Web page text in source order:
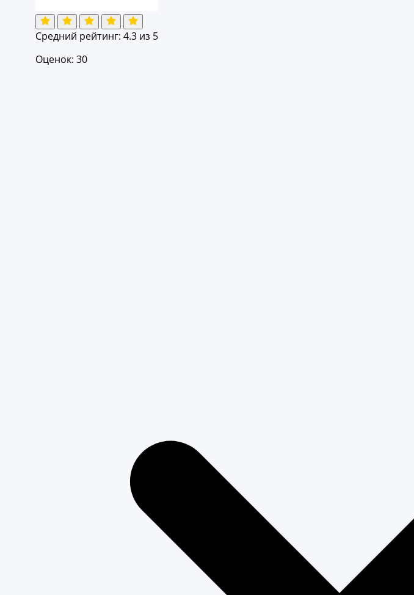
Средний рейтинг: 4.3 из 5
Оценок: 30